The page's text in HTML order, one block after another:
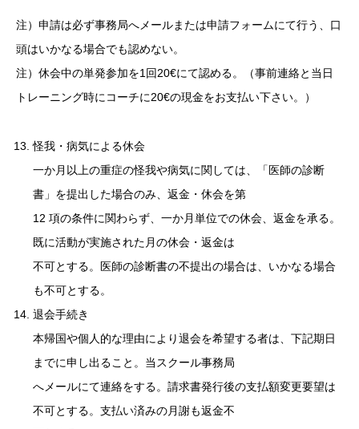
注）申請は必ず事務局へメールまたは申請フォームにて行う、口
頭はいかなる場合でも認めない。
注）休会中の単発参加を1回20€にて認める。（事前連絡と当日
トレーニング時にコーチに20€の現金をお支払い下さい。）
怪我・病気による休会
一か月以上の重症の怪我や病気に関しては、「医師の診断
書」を提出した場合のみ、返金・休会を第
12 項の条件に関わらず、一か月単位での休会、返金を承る。
既に活動が実施された月の休会・返金は
不可とする。医師の診断書の不提出の場合は、いかなる場合
も不可とする。
退会手続き
本帰国や個人的な理由により退会を希望する者は、下記期日
までに申し出ること。当スクール事務局
へメールにて連絡をする。請求書発行後の支払額変更要望は
不可とする。支払い済みの月謝も返金不